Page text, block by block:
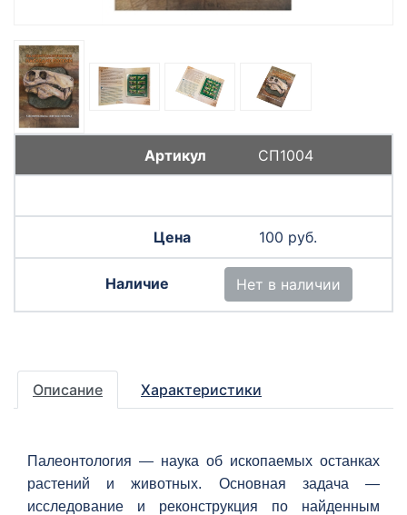
СП1004
100 руб.
Нет в наличии
Описание Характеристики
Палеонтология — наука об ископаемых останках
растений и животных. Основная задача —
исследование и реконструкция по найденным